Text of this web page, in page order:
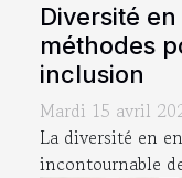
Diversité
méthodes
inclusion
Mardi 15 avril
La diversité en
incontournable